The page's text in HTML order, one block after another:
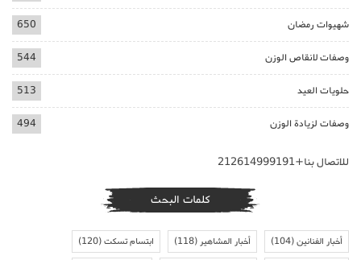
شهيوات رمضان 650
وصفات لانقاص الوزن 544
حلويات العيد 513
وصفات لزيادة الوزن 494
للاتصال بنا+212614999191
كلمات البحث
أخبار الفنانين(104) أخبار المشاهير(118) ابتسام تسكت(120)